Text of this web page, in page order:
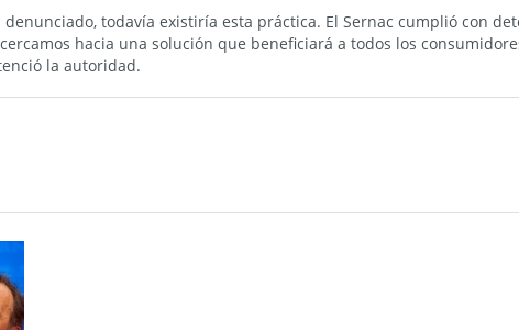
todavía existiría esta práctica. El Sernac cumplió con
hacia una solución que beneficiará a todos los
la autoridad.